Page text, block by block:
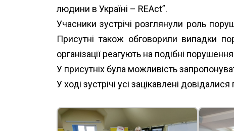
людини в Україні – REAct”.
Учасники зустрічі розглянули роль
Присутні також обговорили випадки
організації реагують на подібні
У присутніх була можливість
У ході зустрічі усі зацікавлені